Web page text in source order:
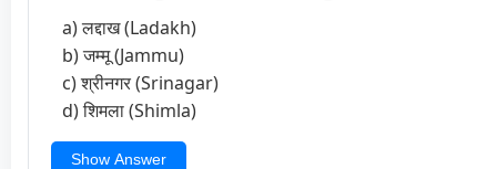
a) लद्दाख (Ladakh)
b) जम्मू (Jammu)
c) श्रीनगर (Srinagar)
d) शिमला (Shimla)
Show Answer